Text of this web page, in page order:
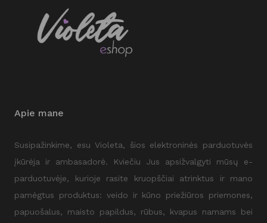
Apie mane
Susipažinkime, esu Violeta, šios elektroninės parduotuvės
įkūrėja ir ambasadorė. Kviečiu Jus apsižvalgyti mūsų e-
parduotuvėje, kurioje rasite kruopščiai atrinktus ir mano
pamėgtus produktus: veido ir kūno priežiūros priemones,
papuošalus, maisto papildus, rūbus, kvapus namams bei